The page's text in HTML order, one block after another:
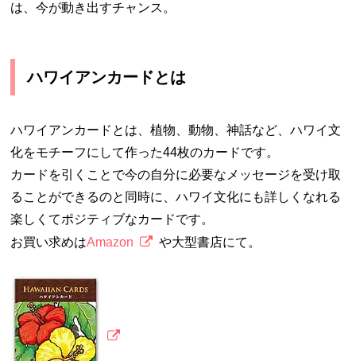
は、今が動き出すチャンス。
ハワイアンカードとは
ハワイアンカードとは、植物、動物、神話など、ハワイ文
化をモチーフにして作った44枚のカードです。
カードを引くことで今の自分に必要なメッセージを受け取
ることができるのと同時に、ハワイ文化にも詳しくなれる
楽しくてポジティブなカードです。
お買い求めはAmazon や大型書店にて。